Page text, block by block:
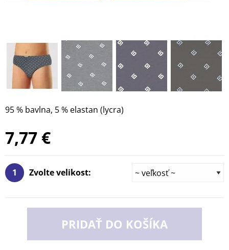
95 % bavlna, 5 % elastan (lycra)
7,77 €
1 Zvolte velikost:
PRIDAŤ DO KOŠÍKA